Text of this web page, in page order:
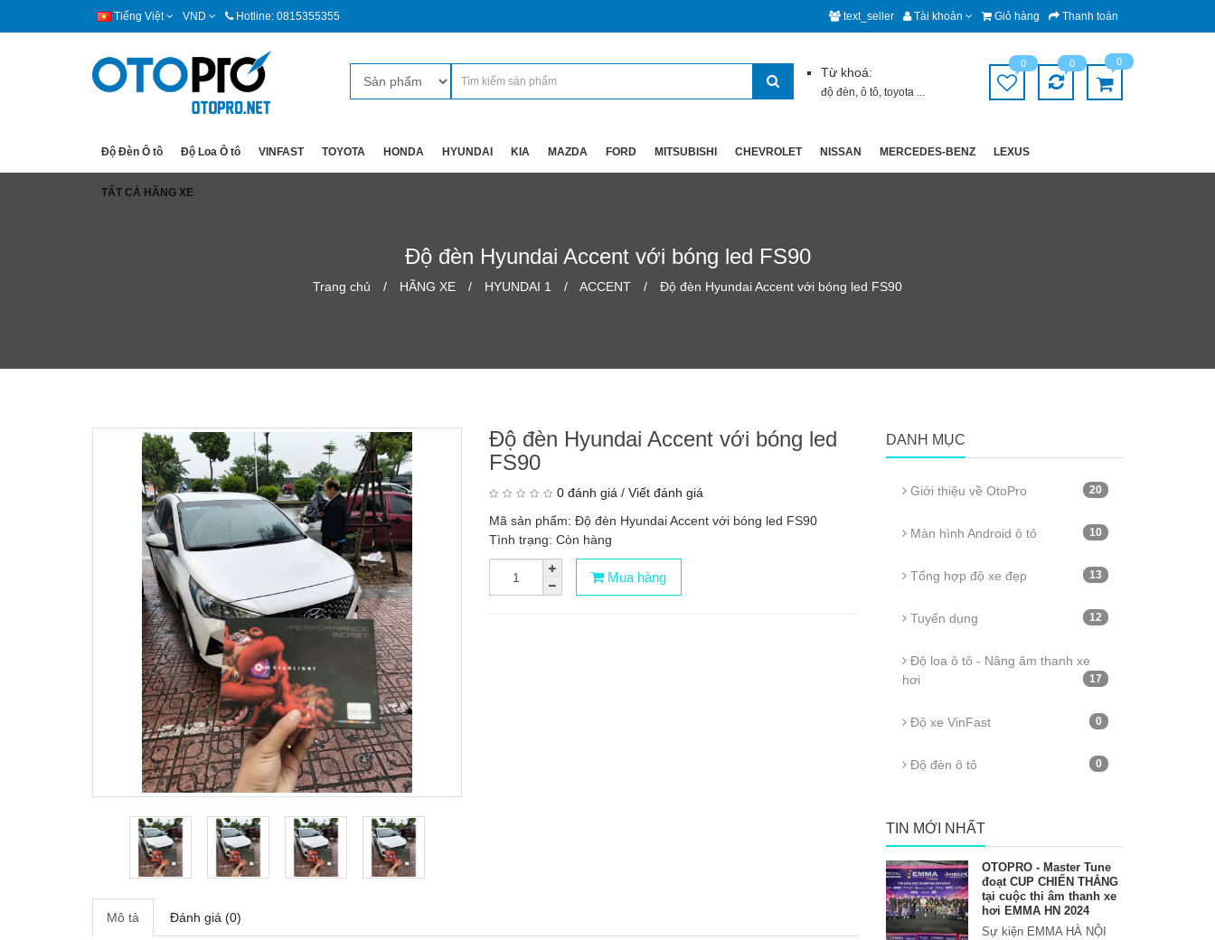
Tiếng Việt VND Hotline: 0815355355 text_seller Tài khoản Giỏ hàng Thanh toán
Từ khoá:
độ đèn,ô tô,toyota ...
0 0 0
Độ Đèn Ô tô Độ Loa Ô tô VINFAST TOYOTA HONDA HYUNDAI KIA MAZDA FORD MITSUBISHI CHEVROLET NISSAN MERCEDES-BENZ LEXUS
TẤT CẢ HÃNG XE
Độ đèn Hyundai Accent với bóng led FS90
Trang chủ HÃNG XE HYUNDAI 1 ACCENT Độ đèn Hyundai Accent với bóng led FS90
Độ đèn Hyundai Accent với bóng led
FS90
0 đánh giá / Viết đánh giá
Mã sản phẩm: Độ đèn Hyundai Accent với bóng led FS90
Tình trạng: Còn hàng
Mua hàng
Mô tả Đánh giá (0)
DANH MỤC
Giới thiệu về OtoPro 20
Màn hình Android ô tô 10
Tổng hợp độ xe đẹp 13
Tuyển dụng 12
Độ loa ô tô - Nâng âm thanh xe
hơi
17
Độ xe VinFast 0
Độ đèn ô tô 0
TIN MỚI NHẤT
OTOPRO - Master Tune
đoạt CUP CHIẾN THẮNG
tại cuộc thi âm thanh xe
hơi EMMA HN 2024
Sự kiện EMMA HÀ NỘI